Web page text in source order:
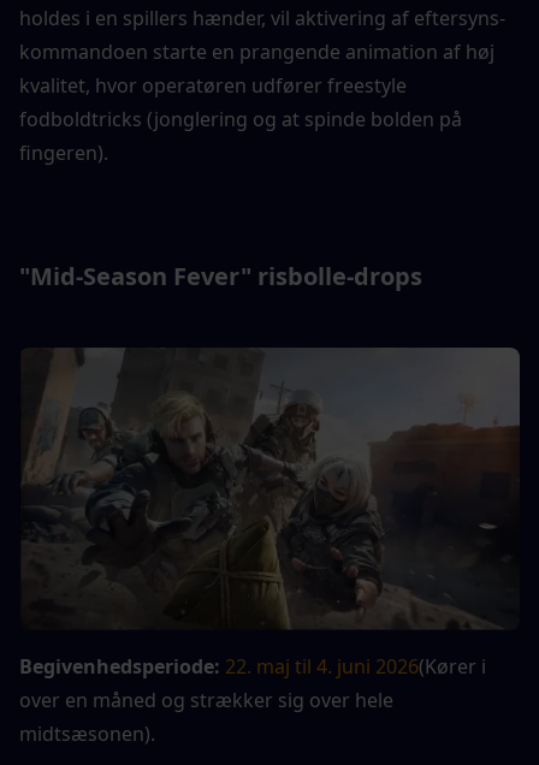
holdes i en spillers hænder, vil aktivering af eftersyns-
kommandoen starte en prangende animation af høj
kvalitet, hvor operatøren udfører freestyle
fodboldtricks (jonglering og at spinde bolden på
fingeren).
"Mid-Season Fever" risbolle-drops
Begivenhedsperiode: 22. maj til 4. juni 2026(Kører i
over en måned og strækker sig over hele
midtsæsonen).